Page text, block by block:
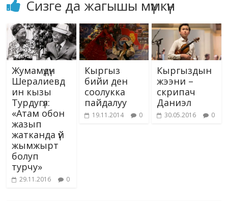
Сизге да жагышы мүмкүн
Жумамүдүн
Шералиевд
ин кызы
Турдугүл:
«Атам обон
жазып
жатканда үй
жымжырт
болуп
турчу»
29.11.2016 0
Кыргыз
бийи ден
соолукка
пайдалуу
19.11.2014 0
Кыргыздын
жээни –
скрипач
Даниэл
30.05.2016 0